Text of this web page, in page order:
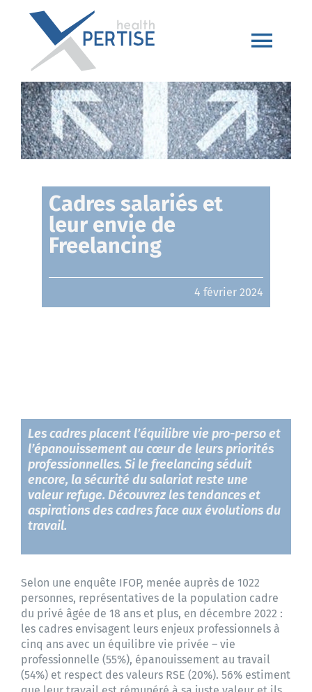
Accueil
+200 Xperts Santé
Foire aux questions
Devenir Xpert
Articles
Cadres salariés et
leur envie de
Freelancing
4 février 2024
Les cadres placent l’équilibre vie pro-perso et
l’épanouissement au cœur de leurs priorités
professionnelles. Si le freelancing séduit
encore, la sécurité du salariat reste une
valeur refuge. Découvrez les tendances et
aspirations des cadres face aux évolutions du
travail.
Selon une enquête IFOP, menée auprès de 1022
personnes, représentatives de la population cadre
du privé âgée de 18 ans et plus, en décembre 2022 :
les cadres envisagent leurs enjeux professionnels à
cinq ans avec un équilibre vie privée – vie
professionnelle (55%), épanouissement au travail
(54%) et respect des valeurs RSE (20%). 56% estiment